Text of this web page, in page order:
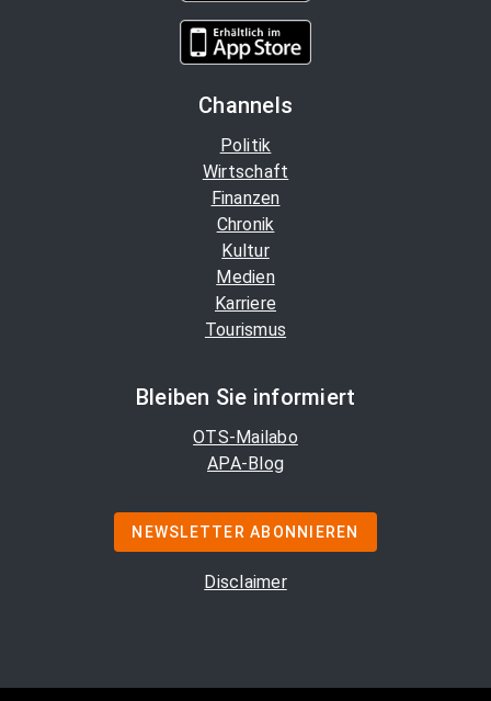
Channels
Politik
Wirtschaft
Finanzen
Chronik
Kultur
Medien
Karriere
Tourismus
Bleiben Sie informiert
OTS-Mailabo
APA-Blog
NEWSLETTER ABONNIEREN
Disclaimer